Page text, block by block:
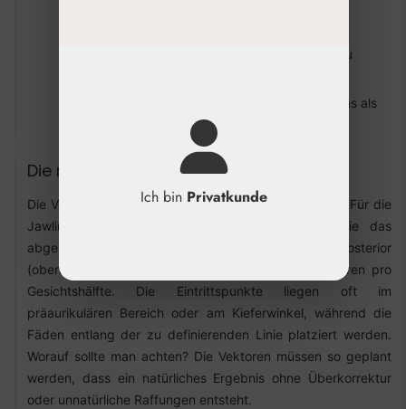
Wichtige Strukturen, die zu
Ein Retinacula cutis, das als
Fixierungspunkt dienen kann.
Die richtige Vektorplanung
Die Vektorplanung ist das Kernstück der Behandlung. Für die
Jawline werden die Fäden so platziert, dass sie das
abgesunkene Gewebe der Jowls nach superior-posterior
(oben-hinten) ziehen. Üblich sind ein bis drei Vektoren pro
Gesichtshälfte. Die Eintrittspunkte liegen oft im
präaurikulären Bereich oder am Kieferwinkel, während die
Fäden entlang der zu definierenden Linie platziert werden.
Worauf sollte man achten? Die Vektoren müssen so geplant
werden, dass ein natürliches Ergebnis ohne Überkorrektur
oder unnatürliche Raffungen entsteht.
Ich bin Privatkunde